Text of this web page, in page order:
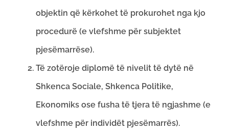
objektin që kërkohet të prokurohet nga kjo
procedurë (e vlefshme për subjektet
pjesëmarrëse).
Të zotëroje diplomë të nivelit të dytë në
Shkenca Sociale, Shkenca Politike,
Ekonomiks ose fusha të tjera të ngjashme (e
vlefshme për individët pjesëmarrës).